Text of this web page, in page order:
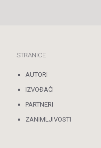
STRANICE
AUTORI
IZVOĐAČI
PARTNERI
ZANIMLJIVOSTI